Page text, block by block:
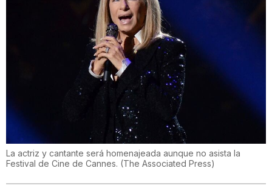
La actriz y cantante será homenajeada aunque no asista la
Festival de Cine de Cannes. (The Associated Press)